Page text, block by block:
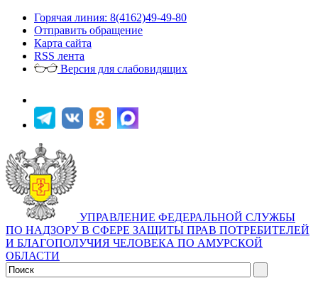
Горячая линия: 8(4162)49-49-80
Отправить обращение
Карта сайта
RSS лента
Версия для слабовидящих
УПРАВЛЕНИЕ ФЕДЕРАЛЬНОЙ СЛУЖБЫ
ПО НАДЗОРУ В СФЕРЕ ЗАЩИТЫ ПРАВ ПОТРЕБИТЕЛЕЙ
И БЛАГОПОЛУЧИЯ ЧЕЛОВЕКА ПО АМУРСКОЙ
ОБЛАСТИ